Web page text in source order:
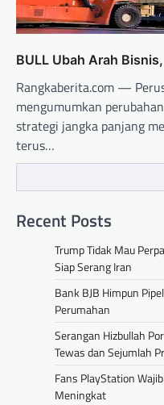
BULL Ubah Arah
Rangkaberita.com —
mengumumkan
strategi jangka panjang
terus…
Recent Posts
Trump Tidak Mau
Siap Serang Iran
Bank BJB Himpun
Perumahan
Serangan Hizbullah
Tewas dan Sejumlah
Fans PlayStation
Meningkat